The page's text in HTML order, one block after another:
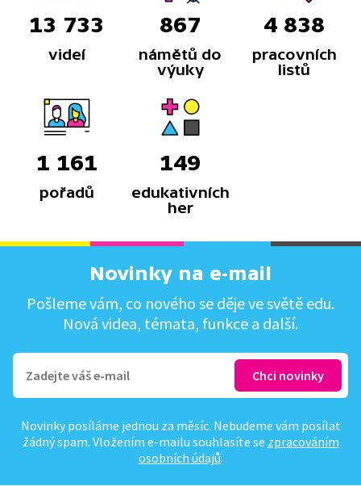
13 733
videí
867
námětů do
výuky
4 838
pracovních
listů
1 161
pořadů
149
edukativních
her
Novinky na e-mail
Pošleme vám, co nového se děje ve světě edu.
Nová videa, témata, funkce a další.
Novinky posíláme jednou za měsíc. Nebudeme vám posílat
žádný spam. Vložením e-mailu souhlasíte se zpracováním
osobních údajů.